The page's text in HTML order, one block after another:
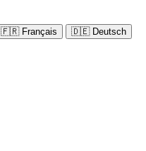
🇫🇷 Français 🇩🇪 Deutsch